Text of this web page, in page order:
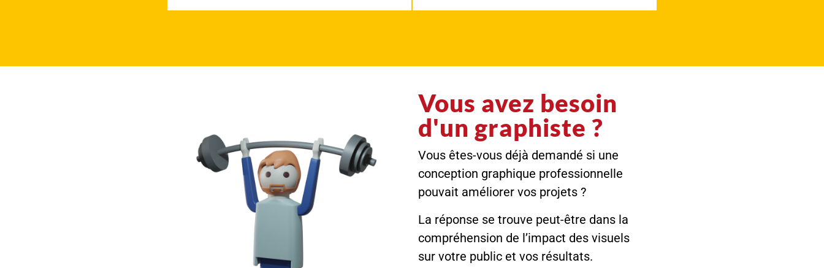
Vous avez besoin
d'un graphiste ?
Vous êtes-vous déjà demandé si une
conception graphique professionnelle
pouvait améliorer vos projets ?
La réponse se trouve peut-être dans la
compréhension de l’impact des visuels
sur votre public et vos résultats.